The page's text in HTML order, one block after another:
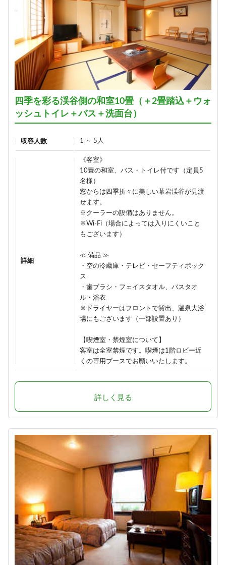
四季を彩る渓谷側の和室10畳（＋2畳踏込＋ウォ
ッシュトイレ＋バス＋洗面台）
収容人数 1 ～ 5人
詳細
《客室》
10畳の和室、バス・トイレ付です（定員5
名様）
窓からは四季折々に美しい幕岩渓谷が見渡
せます。
※クーラーの設備はありません。
※Wi-Fi（場合によっては入りにくいこと
もございます）
≪ 備品 ≫
・空の冷蔵庫・テレビ・セーフティボック
ス
・歯ブラシ・フェイスタオル、バスタオ
ル・浴衣
※ドライヤーはフロントで貸出、温泉大浴
場にもございます（一部設置あり）
【喫煙室・禁煙室について】
客室は全室禁煙です。喫煙は1階ロビー近
くの専用ブースでお願いいたします。
詳しく見る